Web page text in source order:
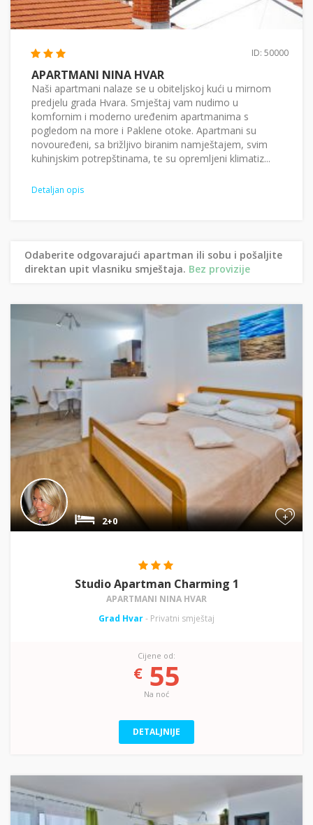
ID: 50000
APARTMANI NINA HVAR
Naši apartmani nalaze se u obiteljskoj kući u mirnom
predjelu grada Hvara. Smještaj vam nudimo u
komfornim i moderno uređenim apartmanima s
pogledom na more i Paklene otoke. Apartmani su
novouređeni, sa brižljivo biranim namještajem, svim
kuhinjskim potrepštinama, te su opremljeni klimatiz...
Detaljan opis
Odaberite odgovarajući apartman ili sobu i pošaljite
direktan upit vlasniku smještaja. Bez provizije
+
2+0
Studio Apartman Charming 1
APARTMANI NINA HVAR
Grad Hvar- Privatni smještaj
Cijene od:
€55
Na noć
DETALJNIJE